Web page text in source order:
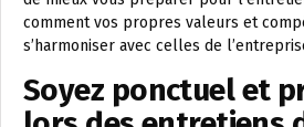
comment vos propres valeurs et
s’harmoniser avec celles de
Soyez ponctuel et